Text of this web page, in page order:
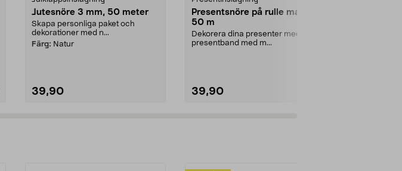
Jutesnöre 3 mm, 50 meter
Skapa personliga paket och
dekorationer med n...
Färg: Natur
39,90
Presentsnöre på rulle matt
50 m
Dekorera dina presenter med
presentband med m...
39,90